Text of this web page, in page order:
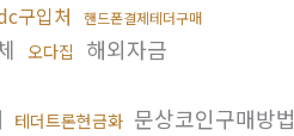
구입처 핸드폰결제테더구매
오다집 해외자금
테더트론현금화 문상코인구매방법